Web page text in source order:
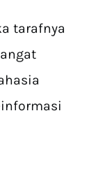
tarafnya